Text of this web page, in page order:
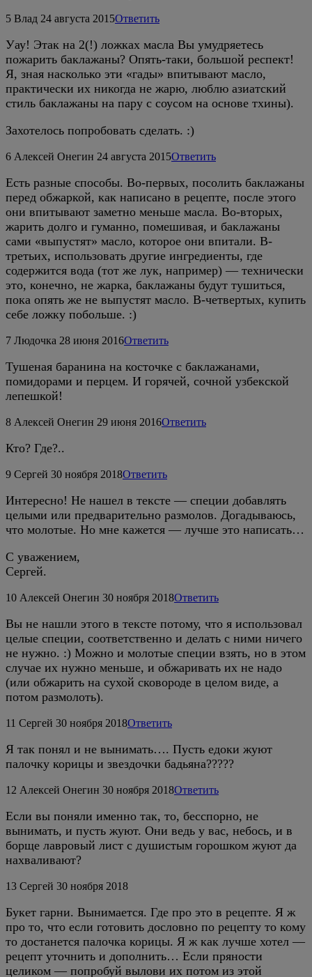
5 Влад 24 августа 2015Ответить
Уау! Этак на 2(!) ложках масла Вы умудряетесь
пожарить баклажаны? Опять-таки, большой респект!
Я, зная насколько эти «гады» впитывают масло,
практически их никогда не жарю, люблю азиатский
стиль баклажаны на пару с соусом на основе тхины).
Захотелось попробовать сделать. :)
6 Алексей Онегин 24 августа 2015Ответить
Есть разные способы. Во-первых, посолить баклажаны
перед обжаркой, как написано в рецепте, после этого
они впитывают заметно меньше масла. Во-вторых,
жарить долго и гуманно, помешивая, и баклажаны
сами «выпустят» масло, которое они впитали. В-
третьих, использовать другие ингредиенты, где
содержится вода (тот же лук, например) — технически
это, конечно, не жарка, баклажаны будут тушиться,
пока опять же не выпустят масло. В-четвертых, купить
себе ложку побольше. :)
7 Людочка 28 июня 2016Ответить
Тушеная баранина на косточке с баклажанами,
помидорами и перцем. И горячей, сочной узбекской
лепешкой!
8 Алексей Онегин 29 июня 2016Ответить
Кто? Где?..
9 Сергей 30 ноября 2018Ответить
Интересно! Не нашел в тексте — специи добавлять
целыми или предварительно размолов. Догадываюсь,
что молотые. Но мне кажется — лучше это написать…
С уважением,
Сергей.
10 Алексей Онегин 30 ноября 2018Ответить
Вы не нашли этого в тексте потому, что я использовал
целые специи, соответственно и делать с ними ничего
не нужно. :) Можно и молотые специи взять, но в этом
случае их нужно меньше, и обжаривать их не надо
(или обжарить на сухой сковороде в целом виде, а
потом размолоть).
11 Сергей 30 ноября 2018Ответить
Я так понял и не вынимать…. Пусть едоки жуют
палочку корицы и звездочки бадьяна?????
12 Алексей Онегин 30 ноября 2018Ответить
Если вы поняли именно так, то, бесспорно, не
вынимать, и пусть жуют. Они ведь у вас, небось, и в
борще лавровый лист с душистым горошком жуют да
нахваливают?
13 Сергей 30 ноября 2018
Букет гарни. Вынимается. Где про это в рецепте. Я ж
про то, что если готовить дословно по рецепту то кому
то достанется палочка корицы. Я ж как лучше хотел —
рецепт уточнить и дополнить… Если пряности
целиком — попробуй вылови их потом из этой